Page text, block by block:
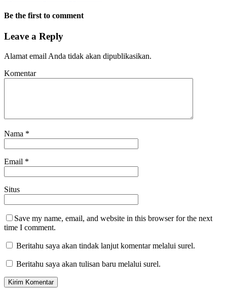
Be the first to comment
Leave a Reply
Alamat email Anda tidak akan dipublikasikan.
Komentar
Nama *
Email *
Situs
Save my name, email, and website in this browser for the next
time I comment.
Beritahu saya akan tindak lanjut komentar melalui surel.
Beritahu saya akan tulisan baru melalui surel.